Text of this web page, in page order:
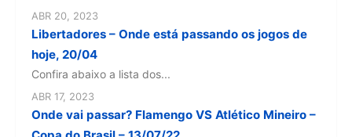
ABR 20, 2023
Libertadores – Onde está passando os jogos de
hoje, 20/04
Confira abaixo a lista dos...
ABR 17, 2023
Onde vai passar? Flamengo VS Atlético Mineiro –